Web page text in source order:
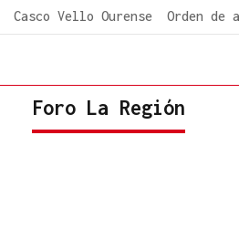
Casco Vello Ourense Orden de
Foro La Región